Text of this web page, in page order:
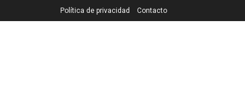
Política de privacidad Contacto